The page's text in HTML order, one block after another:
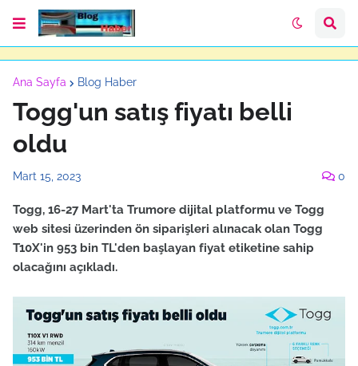
Ana Sayfa Blog Haber
Togg'un satış fiyatı belli
oldu
Mart 15, 2023 0
Togg, 16-27 Mart'ta Trumore dijital platformu ve Togg
web sitesi üzerinden ön siparişleri alınacak olan Togg
T10X'in 953 bin TL'den başlayan fiyat etiketine sahip
olacağını açıkladı.